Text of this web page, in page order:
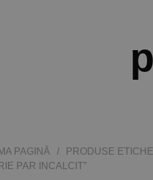
PAGINĂ /
PRODUSE
PAR INCALCIT”